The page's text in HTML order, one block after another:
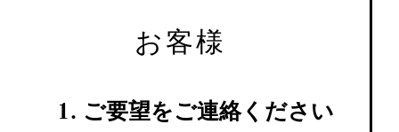
お客様
1. ご要望をご連絡ください